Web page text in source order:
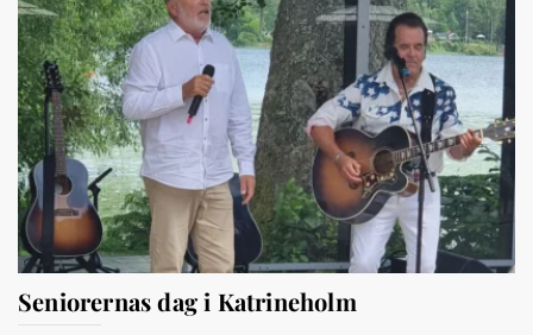
Seniorernas dag i Katrineholm